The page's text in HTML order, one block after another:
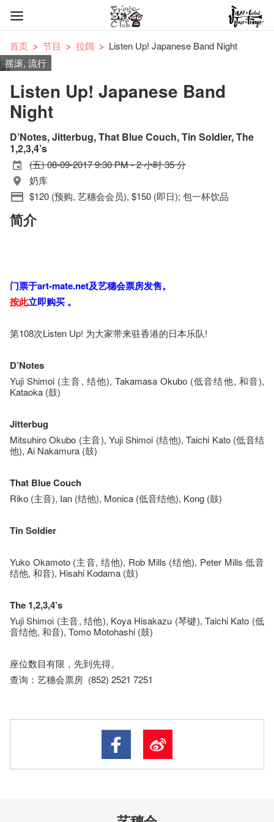
首页 节目 拉阔
Listen Up! Japanese Band Night
摇滚, 流行
Listen Up! Japanese Band
Night
D’Notes, Jitterbug, That Blue Couch, Tin Soldier, The
1,2,3,4’s
(五) 08-09-2017 9:30 PM - 2 小时 35 分
奶库
$120 (预购, 艺穗会会员), $150 (即日); 包一杯饮品
简介
门票于art-mate.net及​艺穗​会​票​房发售。
按​此立即购​买​ 。
第108次Listen Up! 为大家带来驻香港的日本乐队!
D’Notes
Yuji Shimoi (主音, 结他), Takamasa Okubo (低音结他, 和音),
Kataoka (鼓)
Jitterbug
Mitsuhiro Okubo (主音), Yuji Shimoi (结他), Taichi Kato (低音结
他), Ai Nakamura (鼓)
That Blue Couch
Riko (主音), Ian (结他), Monica (低音结他), Kong (鼓)
Tin Soldier
Yuko Okamoto (主音, 结他), Rob Mills (结他), Peter Mills 低音
结他, 和音), Hisahi Kodama (鼓)
The 1,2,3,4’s
Yuji Shimoi (主音, 结他), Koya Hisakazu (琴键), Taichi Kato (低
音结他, 和音), Tomo Motohashi (鼓)
座​位​数目​有​限​，先到先得。
查询：艺穗会票房 (852) 2521 7251